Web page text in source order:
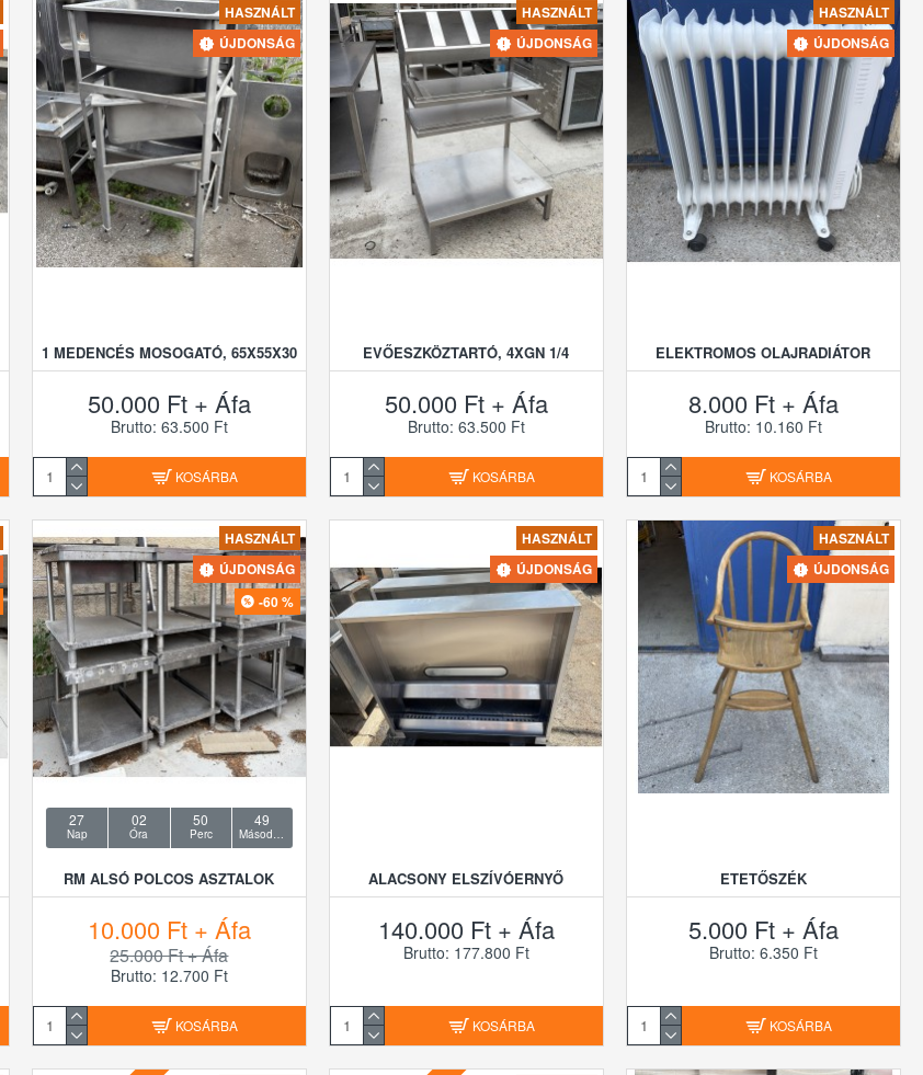
HASZNÁLT
ÚJDONSÁG
1 MEDENCÉS MOSOGATÓ, 65X55X30
50.000 Ft + Áfa
Brutto: 63.500 Ft
KOSÁRBA
HASZNÁLT
ÚJDONSÁG
EVŐESZKÖZTARTÓ, 4XGN 1/4
50.000 Ft + Áfa
Brutto: 63.500 Ft
KOSÁRBA
HASZNÁLT
ÚJDONSÁG
ELEKTROMOS OLAJRADIÁTOR
8.000 Ft + Áfa
Brutto: 10.160 Ft
KOSÁRBA
HASZNÁLT
ÚJDONSÁG
-60 %
27
Nap
02
Óra
50
Perc
48
Másodperc
RM ALSÓ POLCOS ASZTALOK
10.000 Ft + Áfa
25.000 Ft + Áfa
Brutto: 12.700 Ft
KOSÁRBA
HASZNÁLT
ÚJDONSÁG
ALACSONY ELSZÍVÓERNYŐ
140.000 Ft + Áfa
Brutto: 177.800 Ft
KOSÁRBA
HASZNÁLT
ÚJDONSÁG
ETETŐSZÉK
5.000 Ft + Áfa
Brutto: 6.350 Ft
KOSÁRBA